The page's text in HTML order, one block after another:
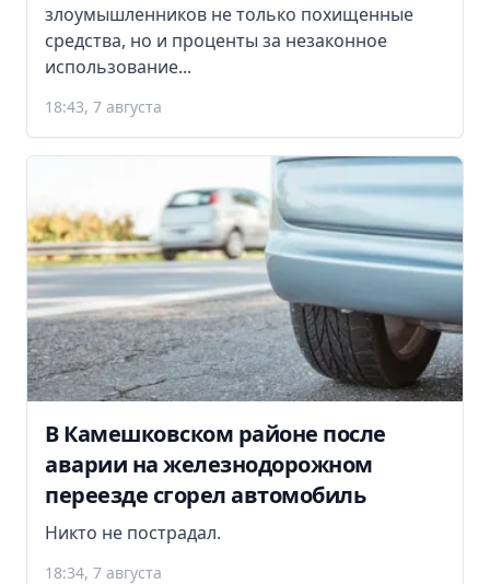
злоумышленников не только похищенные
средства, но и проценты за незаконное
использование...
18:43, 7 августа
В Камешковском районе после
аварии на железнодорожном
переезде сгорел автомобиль
Никто не пострадал.
18:34, 7 августа